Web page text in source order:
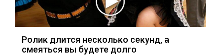
Ролик длится несколько секунд, а
смеяться вы будете долго